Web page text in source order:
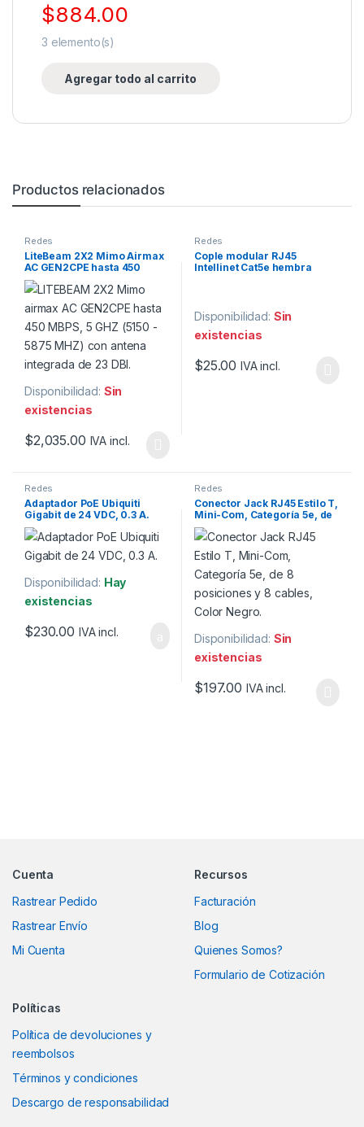
$884.00
3 elemento(s)
Agregar todo al carrito
Productos relacionados
Redes
LiteBeam 2X2 Mimo Airmax
AC GEN2CPE hasta 450
MBPS, 5 GHZ 23 DBI.
Disponibilidad: Sin
existencias
$2,035.00 IVA incl.
Redes
Cople modular RJ45
Intellinet Cat5e hembra
Disponibilidad: Sin
existencias
$25.00 IVA incl.
Redes
Adaptador PoE Ubiquiti
Gigabit de 24 VDC, 0.3 A.
Disponibilidad: Hay
existencias
$230.00 IVA incl.
Redes
Conector Jack RJ45 Estilo T,
Mini-Com, Categoría 5e, de
8 posiciones y 8 cables,
Color Negro.
Disponibilidad: Sin
existencias
$197.00 IVA incl.
Cuenta
Rastrear Pedido
Rastrear Envío
Mi Cuenta
Recursos
Facturación
Blog
Quienes Somos?
Formulario de Cotización
Políticas
Política de devoluciones y
reembolsos
Términos y condiciones
Descargo de responsabilidad